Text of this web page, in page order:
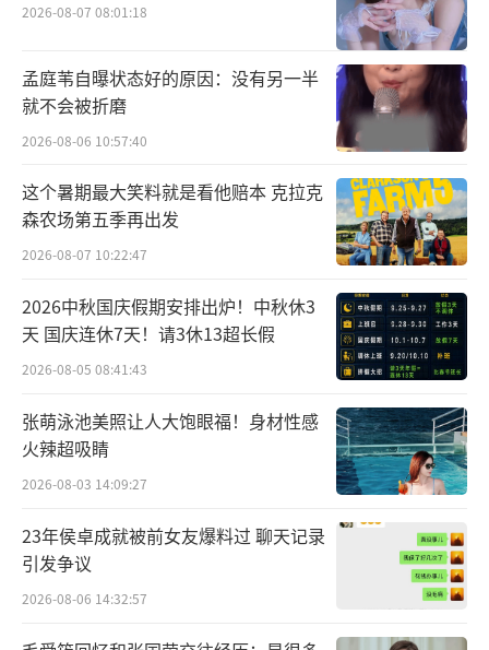
在临汾会馆回看晋商风云，廖毓英讲述和
气生财之道
明清两代是晋商发展的鼎盛时期，晋商会
馆遍及全国，辉煌一时。据光绪《顺天府志》
记载，北京的各省会馆总数达到445所，其中由
山西人建立的就达到50所之多。本期节
目，“拾音团”的第一站就是临汾会馆。
北京临汾会馆分为西馆和东馆，由山西临
汾旅京纸张、颜料、干果、烟行、杂货五行商
人共同筹资兴建。如今，作为北京会馆活化的
标志，临汾会馆正华丽变身为北京第一家会馆
文化陈列馆。在那里，“拾音团”拿到的线索
是“似宅非宅，似庙非庙，似衙非衙”，这三
句话暗藏了怎样的玄机？
2026-08-07 08:01:18
孟庭苇自曝状态好的原因：没有另一半
就不会被折磨
2026-08-06 10:57:40
这个暑期最大笑料就是看他赔本 克拉克
森农场第五季再出发
2026-08-07 10:22:47
2026中秋国庆假期安排出炉！中秋休3
天 国庆连休7天！请3休13超长假
2026-08-05 08:41:43
张萌泳池美照让人大饱眼福！身材性感
火辣超吸睛
2026-08-03 14:09:27
23年侯卓成就被前女友爆料过 聊天记录
引发争议
2026-08-06 14:32:57